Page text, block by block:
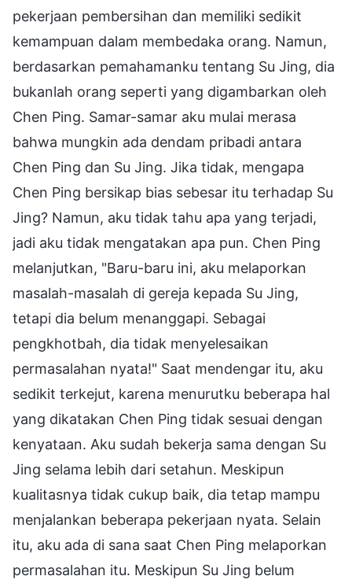
pekerjaan pembersihan dan memiliki sedikit
kemampuan dalam membedaka orang. Namun,
berdasarkan pemahamanku tentang Su Jing, dia
bukanlah orang seperti yang digambarkan oleh
Chen Ping. Samar-samar aku mulai merasa
bahwa mungkin ada dendam pribadi antara
Chen Ping dan Su Jing. Jika tidak, mengapa
Chen Ping bersikap bias sebesar itu terhadap Su
Jing? Namun, aku tidak tahu apa yang terjadi,
jadi aku tidak mengatakan apa pun. Chen Ping
melanjutkan, "Baru-baru ini, aku melaporkan
masalah-masalah di gereja kepada Su Jing,
tetapi dia belum menanggapi. Sebagai
pengkhotbah, dia tidak menyelesaikan
permasalahan nyata!" Saat mendengar itu, aku
sedikit terkejut, karena menurutku beberapa hal
yang dikatakan Chen Ping tidak sesuai dengan
kenyataan. Aku sudah bekerja sama dengan Su
Jing selama lebih dari setahun. Meskipun
kualitasnya tidak cukup baik, dia tetap mampu
menjalankan beberapa pekerjaan nyata. Selain
itu, aku ada di sana saat Chen Ping melaporkan
permasalahan itu. Meskipun Su Jing belum